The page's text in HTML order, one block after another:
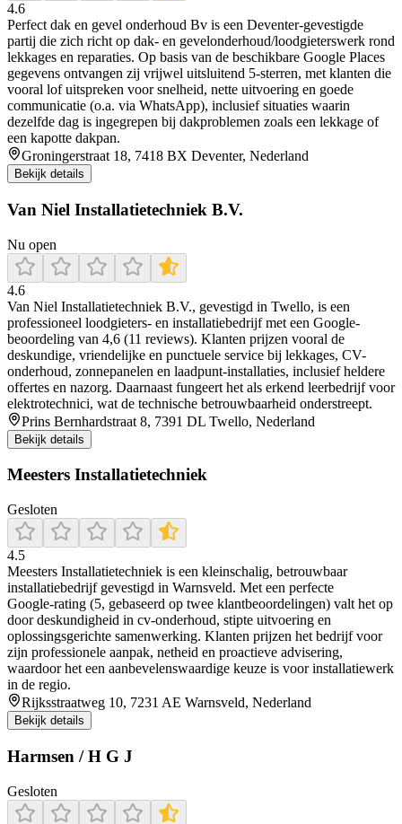
4.6
Perfect dak en gevel onderhoud Bv is een Deventer-gevestigde
partij die zich richt op dak- en gevelonderhoud/loodgieterswerk rond
lekkages en reparaties. Op basis van de beschikbare Google Places
gegevens ontvangen zij vrijwel uitsluitend 5-sterren, met klanten die
vooral lof uitspreken voor snelheid, nette uitvoering en goede
communicatie (o.a. via WhatsApp), inclusief situaties waarin
dezelfde dag is ingegrepen bij dakproblemen zoals een lekkage of
een kapotte dakpan.
Groningerstraat 18, 7418 BX Deventer, Nederland
Bekijk details
Van Niel Installatietechniek B.V.
Nu open
4.6
Van Niel Installatietechniek B.V., gevestigd in Twello, is een
professioneel loodgieters- en installatiebedrijf met een Google-
beoordeling van 4,6 (11 reviews). Klanten prijzen vooral de
deskundige, vriendelijke en punctuele service bij lekkages, CV-
onderhoud, zonnepanelen en laadpunt-installaties, inclusief heldere
offertes en nazorg. Daarnaast fungeert het als erkend leerbedrijf voor
elektrotechnici, wat de technische betrouwbaarheid onderstreept.
Prins Bernhardstraat 8, 7391 DL Twello, Nederland
Bekijk details
Meesters Installatietechniek
Gesloten
4.5
Meesters Installatietechniek is een kleinschalig, betrouwbaar
installatiebedrijf gevestigd in Warnsveld. Met een perfecte
Google‑rating (5, gebaseerd op twee klantbeoordelingen) valt het op
door deskundigheid in cv‑onderhoud, stipte uitvoering en
oplossingsgerichte samenwerking. Klanten prijzen het bedrijf voor
zijn professionele aanpak, netheid en proactieve advisering,
waardoor het een aanbevelenswaardige keuze is voor installatiewerk
in de regio.
Rijksstraatweg 10, 7231 AE Warnsveld, Nederland
Bekijk details
Harmsen / H G J
Gesloten